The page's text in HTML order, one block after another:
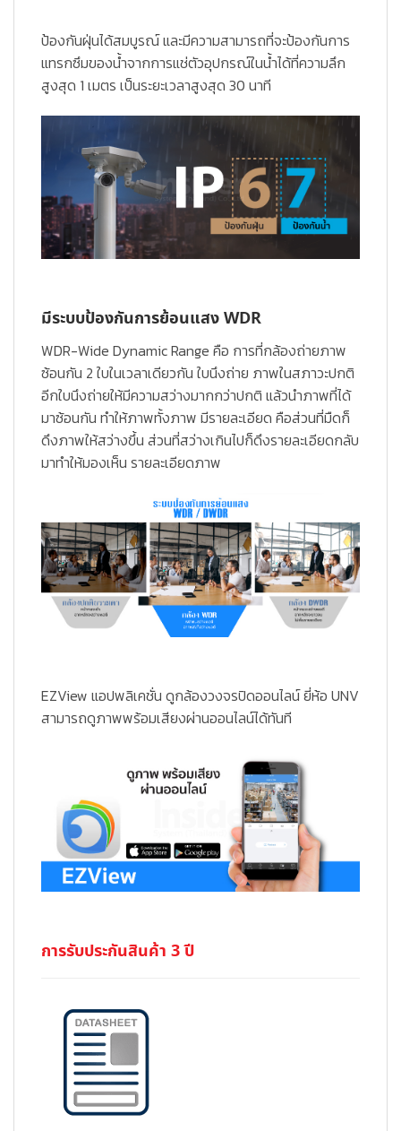
ป้องกันฝุ่นได้สมบูรณ์ และมีความสามารถที่จะป้องกันการ
แทรกซึมของน้ำจากการแช่ตัวอุปกรณ์ในน้ำได้ที่ความลึก
สูงสุด 1 เมตร เป็นระยะเวลาสูงสุด 30 นาที
มีระบบป้องกันการย้อนแสง WDR
WDR-Wide Dynamic Range คือ การที่กล้องถ่ายภาพ
ซ้อนกัน 2 ใบในเวลาเดียวกัน ใบนึงถ่าย ภาพในสภาวะปกติ
อีกใบนึงถ่ายให้มีความสว่างมากกว่าปกติ แล้วนำภาพที่ได้
มาซ้อนกัน ทำให้ภาพทั้งภาพ มีรายละเอียด คือส่วนที่มืดก็
ดึงภาพให้สว่างขึ้น ส่วนที่สว่างเกินไปก็ดึงรายละเอียดกลับ
มาทำให้มองเห็น รายละเอียดภาพ
EZView แอปพลิเคชั่น ดูกล้องวงจรปิดออนไลน์ ยี่ห้อ UNV
สามารถดูภาพพร้อมเสียงผ่านออนไลน์ได้ทันที
การรับประกันสินค้า 3 ปี